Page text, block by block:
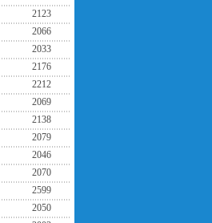
2123
2066
2033
2176
2212
2069
2138
2079
2046
2070
2599
2050